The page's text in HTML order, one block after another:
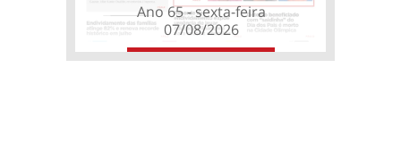
Ano 65 - sexta-feira
07/08/2026